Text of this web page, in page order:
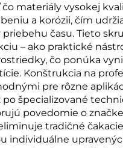
čo materiály vysokej
a korózii, čím
priebehu času. Tieto
– ako praktické
čo ponúka
Konštrukcia na
pre rôzne
po špecializované
povedomie o
tradičné
individuálne